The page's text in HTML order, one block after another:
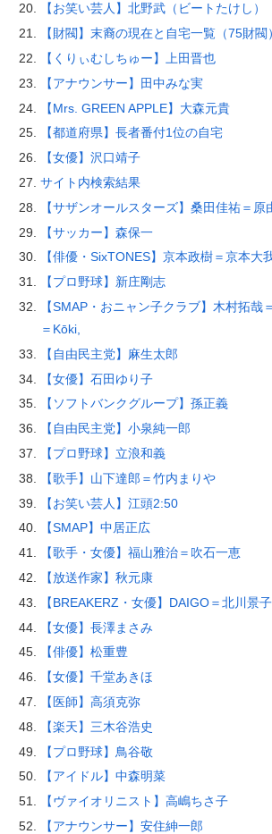
【お笑い芸人】北野武（ビートたけし）
【財閥】末裔の現在と自宅一覧（75財閥）
【くりぃむしちゅー】上田晋也
【アナウンサー】田中みな実
【Mrs. GREEN APPLE】大森元貴
【都道府県】長者番付1位の自宅
【女優】沢口靖子
サイト内検索結果
【サザンオールスターズ】桑田佳祐＝原
【サッカー】森保一
【俳優・SixTONES】京本政樹＝京本大
【プロ野球】新庄剛志
【SMAP・おニャン子クラブ】木村拓哉
＝Kōki,
【自由民主党】麻生太郎
【女優】石田ゆり子
【ソフトバンクグループ】孫正義
【自由民主党】小泉純一郎
【プロ野球】立浪和義
【歌手】山下達郎＝竹内まりや
【お笑い芸人】江頭2:50
【SMAP】中居正広
【歌手・女優】福山雅治＝吹石一恵
【放送作家】秋元康
【BREAKERZ・女優】DAIGO＝北川景子
【女優】長澤まさみ
【俳優】松重豊
【女優】千堂あきほ
【医師】高須克弥
【楽天】三木谷浩史
【プロ野球】鳥谷敬
【アイドル】中森明菜
【ヴァイオリニスト】高嶋ちさ子
【アナウンサー】安住紳一郎